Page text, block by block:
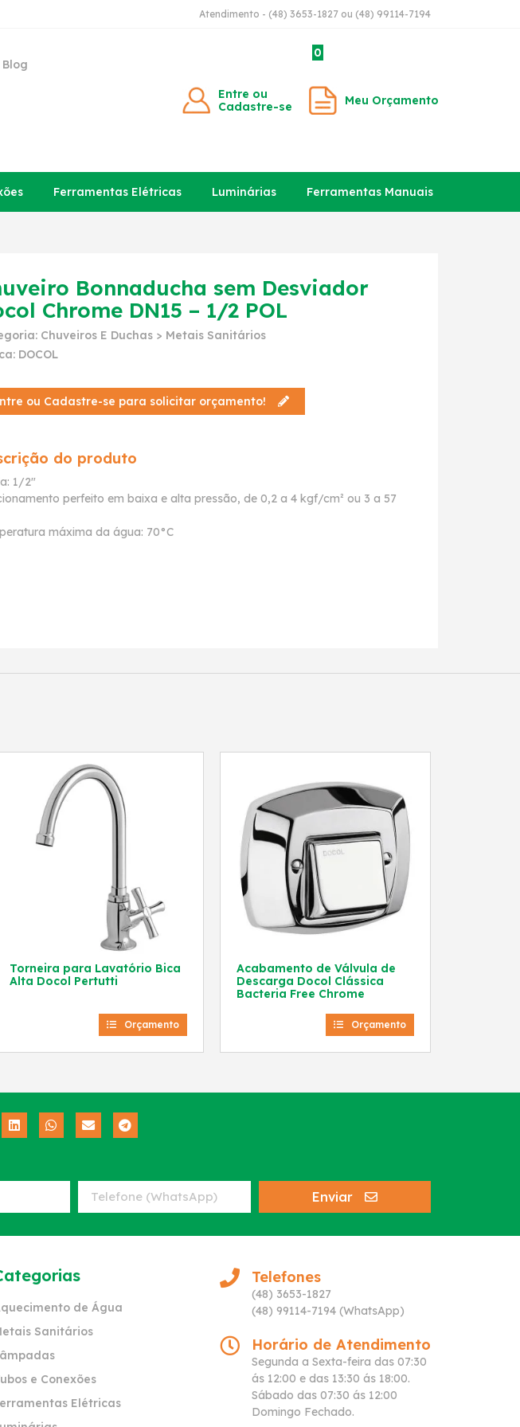
Atendimento - (48) 3653-1827 ou (48) 99114-7194
Blog
Entre ou
Cadastre-se
0
Meu Orçamento
Ferramentas Elétricas Luminárias Ferramentas Manuais
Bonnaducha sem Desviador
Chrome DN15 – 1/2 POL
Chuveiros E Duchas > Metais Sanitários
DOCOL
ou Cadastre-se para solicitar orçamento!
do produto
1/2"
perfeito em baixa e alta pressão, de 0,2 a 4 kgf/cm² ou 3 a 57
máxima da água: 70°C
Torneira para Lavatório Bica
Alta Docol Pertutti
Orçamento
Acabamento de Válvula de
Descarga Docol Clássica
Bacteria Free Chrome
Orçamento
Enviar
de Água
Sanitários
e Conexões
Elétricas
Telefones
(48) 3653-1827
(48) 99114-7194 (WhatsApp)
Horário de Atendimento
Segunda a Sexta-feira das 07:30
ás 12:00 e das 13:30 ás 18:00.
Sábado das 07:30 ás 12:00
Domingo Fechado.